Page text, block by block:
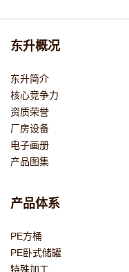
东升概况
东升简介
核心竞争力
资质荣誉
厂房设备
电子画册
产品图集
产品体系
PE方桶
PE卧式储罐
特殊加工